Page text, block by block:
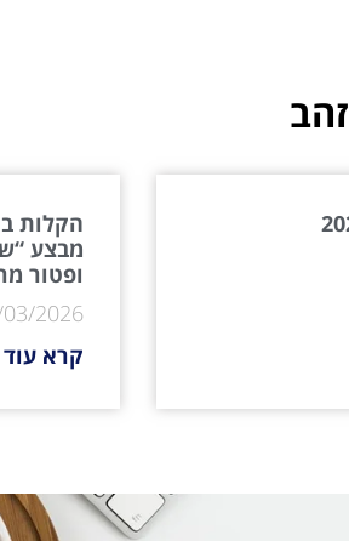
הקלות
מבצע
ופטור
2026
קרא